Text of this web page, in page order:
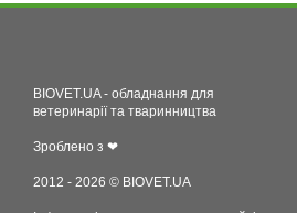
BIOVET.UA - обладнання для
ветеринарії та тваринництва
Зроблено з ❤
2012 - 2026 © BIOVET.UA